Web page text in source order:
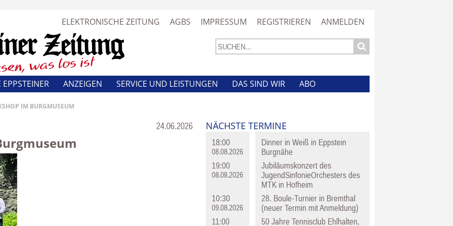
ELEKTRONISCHE ZEITUNG AGBS IMPRESSUM REGISTRIEREN ANMELDEN
IM BURGMUSEUM
Rubrik:
24.06.2026 NÄCHSTE TERMINE
18:00
08.08.2026
Dinner in Weiß in Eppstein
Burgnähe
19:00
08.08.2026
Jubiläumskonzert des
JugendSinfonieOrchesters des
MTK in Hofheim
10:30
09.08.2026
28. Boule-Turnier in Bremthal
(neuer Termin mit Anmeldung)
11:00
50 Jahre Tennisclub Ehlhalten,
EPPSTEINER ANZEIGEN SERVICE UND LEISTUNGEN DAS SIND WIR ABO